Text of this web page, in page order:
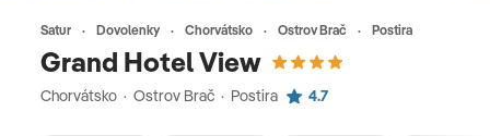
Satur Dovolenky Chorvátsko Ostrov Brač Postira
Grand Hotel View
Chorvátsko · Ostrov Brač · Postira 4.7